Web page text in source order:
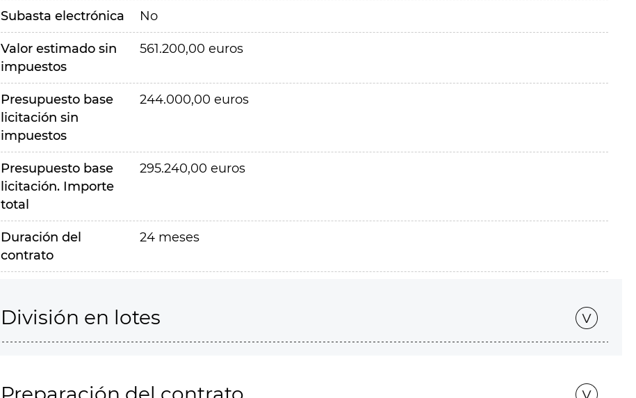
Subasta electrónica No
Valor estimado sin
impuestos
561.200,00 euros
Presupuesto base
licitación sin
impuestos
244.000,00 euros
Presupuesto base
licitación. Importe
total
295.240,00 euros
Duración del
contrato
24 meses
División en lotes